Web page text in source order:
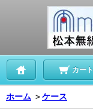
カート
ホーム ＞ケース